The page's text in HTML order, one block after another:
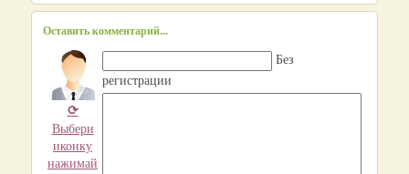
Оставить комментарий...
⟳
Выбери
иконку
нажимай
Без
регистрации